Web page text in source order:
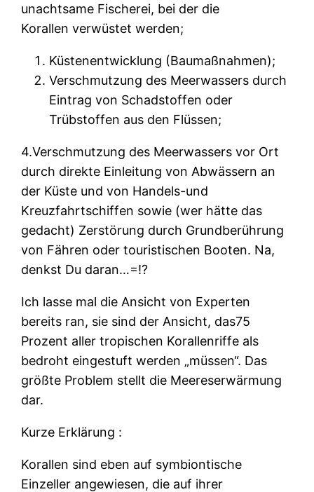
unachtsame Fischerei, bei der die
Korallen verwüstet werden;
Küstenentwicklung (Baumaßnahmen);
Verschmutzung des Meerwassers durch
Eintrag von Schadstoffen oder
Trübstoffen aus den Flüssen;
4.Verschmutzung des Meerwassers vor Ort
durch direkte Einleitung von Abwässern an
der Küste und von Handels-und
Kreuzfahrtschiffen sowie (wer hätte das
gedacht) Zerstörung durch Grundberührung
von Fähren oder touristischen Booten. Na,
denkst Du daran…=!?
Ich lasse mal die Ansicht von Experten
bereits ran, sie sind der Ansicht, das75
Prozent aller tropischen Korallenriffe als
bedroht eingestuft werden „müssen“. Das
größte Problem stellt die Meereserwärmung
dar.
Kurze Erklärung :
Korallen sind eben auf symbiontische
Einzeller angewiesen, die auf ihrer